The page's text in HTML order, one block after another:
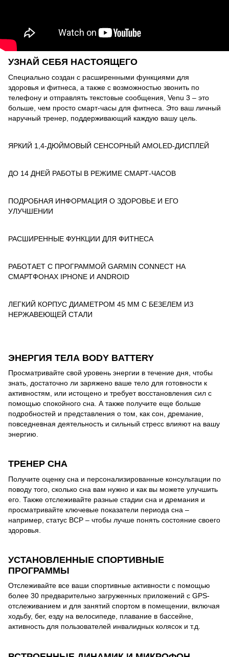
УЗНАЙ СЕБЯ НАСТОЯЩЕГО
Специально создан с расширенными функциями для
здоровья и фитнеса, а также с возможностью звонить по
телефону и отправлять текстовые сообщения, Venu 3 – это
больше, чем просто смарт-часы для фитнеса. Это ваш личный
наручный тренер, поддерживающий каждую вашу цель.
ЯРКИЙ 1,4-ДЮЙМОВЫЙ СЕНСОРНЫЙ AMOLED-ДИСПЛЕЙ
ДО 14 ДНЕЙ РАБОТЫ В РЕЖИМЕ СМАРТ-ЧАСОВ
ПОДРОБНАЯ ИНФОРМАЦИЯ О ЗДОРОВЬЕ И ЕГО
УЛУЧШЕНИИ
РАСШИРЕННЫЕ ФУНКЦИИ ДЛЯ ФИТНЕСА
РАБОТАЕТ С ПРОГРАММОЙ GARMIN CONNECT НА
СМАРТФОНАХ IPHONE И ANDROID
ЛЕГКИЙ КОРПУС ДИАМЕТРОМ 45 ММ С БЕЗЕЛЕМ ИЗ
НЕРЖАВЕЮЩЕЙ СТАЛИ
ЭНЕРГИЯ ТЕЛА BODY BATTERY
Просматривайте свой уровень энергии в течение дня, чтобы
знать, достаточно ли заряжено ваше тело для готовности к
активностям, или истощено и требует восстановления сил с
помощью спокойного сна. А также получите еще больше
подробностей и представления о том, как сон, дремание,
повседневная деятельность и сильный стресс влияют на вашу
энергию.
ТРЕНЕР СНА
Получите оценку сна и персонализированные консультации по
поводу того, сколько сна вам нужно и как вы можете улучшить
его. Также отслеживайте разные стадии сна и дремания и
просматривайте ключевые показатели периода сна –
например, статус ВСР – чтобы лучше понять состояние своего
здоровья.
УСТАНОВЛЕННЫЕ СПОРТИВНЫЕ
ПРОГРАММЫ
Отслеживайте все ваши спортивные активности с помощью
более 30 предварительно загруженных приложений с GPS-
отслеживанием и для занятий спортом в помещении, включая
ходьбу, бег, езду на велосипеде, плавание в бассейне,
активность для пользователей инвалидных колясок и т.д.